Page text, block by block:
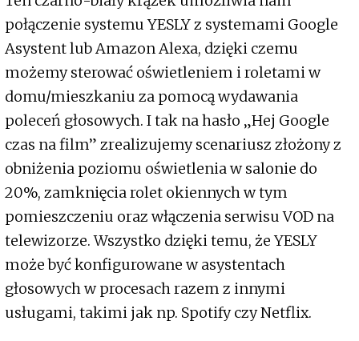
połączenie systemu YESLY z systemami Google
Asystent lub Amazon Alexa, dzięki czemu
możemy sterować oświetleniem i roletami w
domu/mieszkaniu za pomocą wydawania
poleceń głosowych. I tak na hasło „Hej Google
czas na film” zrealizujemy scenariusz złożony z
obniżenia poziomu oświetlenia w salonie do
20%, zamknięcia rolet okiennych w tym
pomieszczeniu oraz włączenia serwisu VOD na
telewizorze. Wszystko dzięki temu, że YESLY
może być konfigurowane w asystentach
głosowych w procesach razem z innymi
usługami, takimi jak np. Spotify czy Netflix.